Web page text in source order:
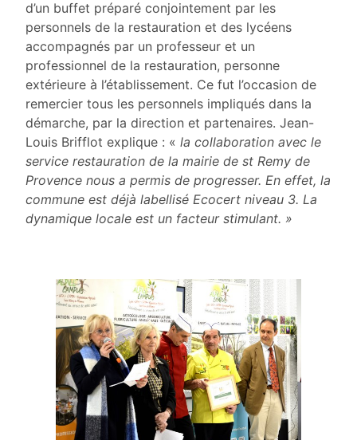
d’un buffet préparé conjointement par les
personnels de la restauration et des lycéens
accompagnés par un professeur et un
professionnel de la restauration, personne
extérieure à l’établissement. Ce fut l’occasion de
remercier tous les personnels impliqués dans la
démarche, par la direction et partenaires. Jean-
Louis Brifflot explique : « la collaboration avec le
service restauration de la mairie de st Remy de
Provence nous a permis de progresser. En effet, la
commune est déjà labellisé Ecocert niveau 3. La
dynamique locale est un facteur stimulant. »